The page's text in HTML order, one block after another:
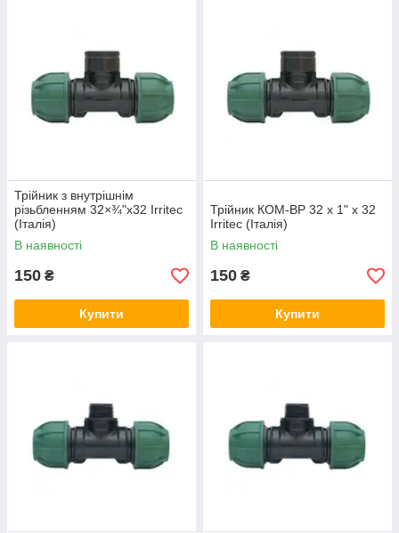
Трійник з внутрішнім
різьбленням 32×¾"x32 Irritec
(Італія)
В наявності
150 ₴
Купити
Трійник КОМ-ВР 32 х 1" х 32
Irritec (Італія)
В наявності
150 ₴
Купити